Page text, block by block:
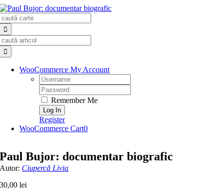
Skip
to
content
WooCommerce My Account
Username:
Password:
Remember Me
Register
WooCommerce Cart0
Paul Bujor: documentar biografic
Autor: Ciupercă Livia
30,00lei